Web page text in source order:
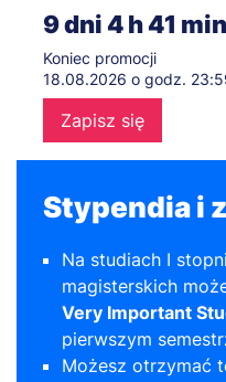
9dni 4h41 min
Koniec promocji
18.08.2026 o godz.
Zapisz się
Stypendia i
Na studiach I
magisterskich
Very Important
pierwszym
Możesz otrzymać